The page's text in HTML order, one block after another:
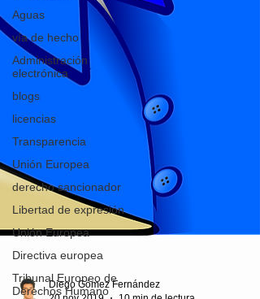
Aguas
vía de hecho
Administración
electrónica
blogs
licencias
Transparencia
Unión Europea
derecho sancionador
Libertad de expresión
Unión Europea
Directiva europea
Tribunal Europeo de
Derechos Humano